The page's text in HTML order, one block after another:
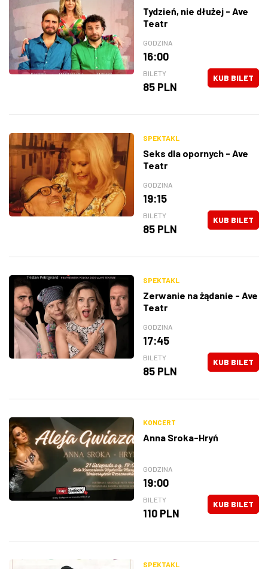
Tydzień, nie dłużej - Ave
Teatr
GODZINA
16:00
BILETY
85 PLN
KUB BILET
SPEKTAKL
Seks dla opornych - Ave
Teatr
GODZINA
19:15
BILETY
85 PLN
KUB BILET
SPEKTAKL
Zerwanie na żądanie - Ave
Teatr
GODZINA
17:45
BILETY
85 PLN
KUB BILET
KONCERT
Anna Sroka-Hryń
GODZINA
19:00
BILETY
110 PLN
KUB BILET
SPEKTAKL